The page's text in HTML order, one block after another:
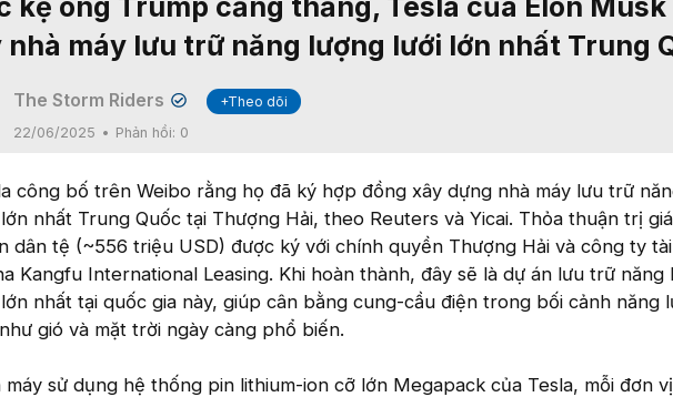
kệ ông Trump căng thẳng, Tesla của Elon
nhà máy lưu trữ năng lượng lưới lớn nhất Trung
The Storm Riders ✔
+Theo dõi
22/06/2025
Phản hồi: 0
công bố trên Weibo rằng họ đã ký hợp đồng xây dựng nhà máy lưu trữ
nhất Trung Quốc tại Thượng Hải, theo Reuters và Yicai. Thỏa thuận trị
dân tệ (~556 triệu USD) được ký với chính quyền Thượng Hải và công ty
Kangfu International Leasing. Khi hoàn thành, đây sẽ là dự án lưu trữ năng
nhất tại quốc gia này, giúp cân bằng cung-cầu điện trong bối cảnh năng
gió và mặt trời ngày càng phổ biến.
máy sử dụng hệ thống pin lithium-ion cỡ lớn Megapack của Tesla, mỗi đơn